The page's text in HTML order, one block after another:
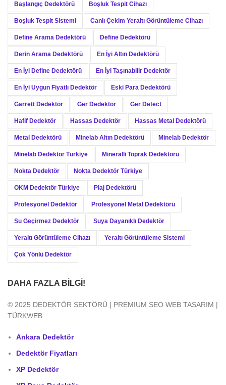
Başlangıç Dedektörü Boşluk Tespit Cihazı
Boşluk Tespit Sistemi Canlı Çekim Yeraltı Görüntüleme Cihazı
Define Arama Dedektörü Define Dedektörü
Derin Arama Dedektörü En İyi Altın Dedektörü
En İyi Define Dedektörü En İyi Taşınabilir Dedektör
En İyi Uygun Fiyatlı Dedektör Eski Para Dedektörü
Garrett Dedektör Ger Dedektör Ger Detect
Hafif Dedektör Hassas Dedektör Hassas Metal Dedektörü
Metal Dedektörü Minelab Altın Dedektörü Minelab Dedektör
Minelab Dedektör Türkiye Mineralli Toprak Dedektörü
Nokta Dedektör Nokta Dedektör Türkiye
OKM Dedektör Türkiye Plaj Dedektörü
Profesyonel Dedektör Profesyonel Metal Dedektörü
Su Geçirmez Dedektör Suya Dayanıklı Dedektör
Yeraltı Görüntüleme Cihazı Yeraltı Görüntüleme Sistemi
Çok Yönlü Dedektör
DAHA FAZLA BILGI!
© 2025 DEDEKTÖR SEKTÖRÜ | PREMIUM SEO WEB TASARIM |
TÜRKWEB
Ankara Dedektör
Dedektör Fiyatları
XP Dedektör